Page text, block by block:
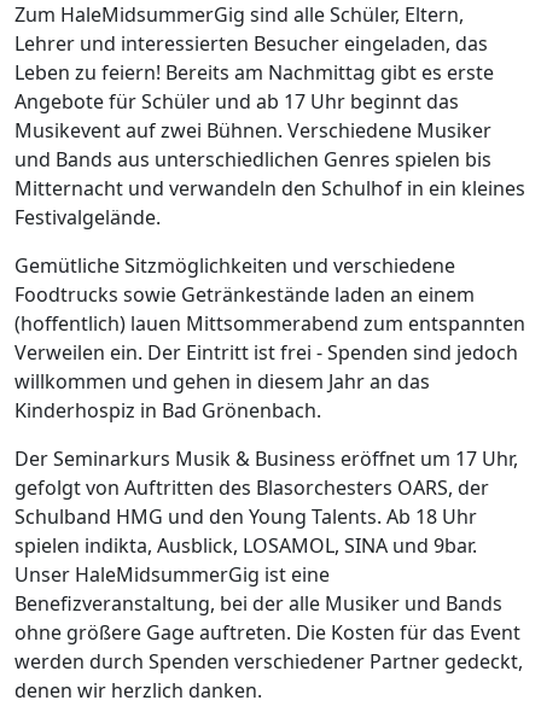
Zum HaleMidsummerGig sind alle Schüler, Eltern,
Lehrer und interessierten Besucher eingeladen, das
Leben zu feiern! Bereits am Nachmittag gibt es erste
Angebote für Schüler und ab 17 Uhr beginnt das
Musikevent auf zwei Bühnen. Verschiedene Musiker
und Bands aus unterschiedlichen Genres spielen bis
Mitternacht und verwandeln den Schulhof in ein kleines
Festivalgelände.
Gemütliche Sitzmöglichkeiten und verschiedene
Foodtrucks sowie Getränkestände laden an einem
(hoffentlich) lauen Mittsommerabend zum entspannten
Verweilen ein. Der Eintritt ist frei - Spenden sind jedoch
willkommen und gehen in diesem Jahr an das
Kinderhospiz in Bad Grönenbach.
Der Seminarkurs Musik & Business eröffnet um 17 Uhr,
gefolgt von Auftritten des Blasorchesters OARS, der
Schulband HMG und den Young Talents. Ab 18 Uhr
spielen indikta, Ausblick, LOSAMOL, SINA und 9bar.
Unser HaleMidsummerGig ist eine
Benefizveranstaltung, bei der alle Musiker und Bands
ohne größere Gage auftreten. Die Kosten für das Event
werden durch Spenden verschiedener Partner gedeckt,
denen wir herzlich danken.